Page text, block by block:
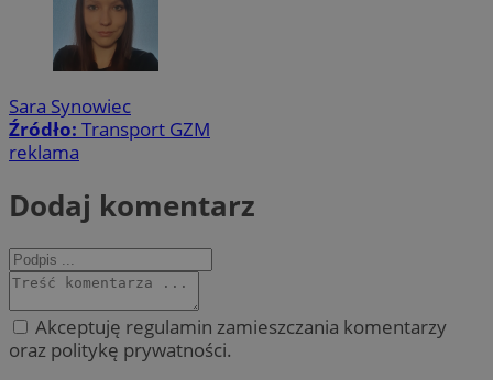
Sara Synowiec
Źródło: Transport GZM
reklama
Dodaj komentarz
Akceptuję regulamin zamieszczania komentarzy
oraz politykę prywatności.